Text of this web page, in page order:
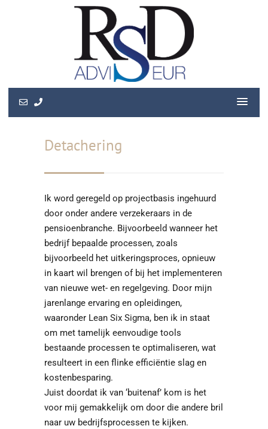
Detachering
Ik word geregeld op projectbasis ingehuurd
door onder andere verzekeraars in de
pensioenbranche. Bijvoorbeeld wanneer het
bedrijf bepaalde processen, zoals
bijvoorbeeld het uitkeringsproces, opnieuw
in kaart wil brengen of bij het implementeren
van nieuwe wet- en regelgeving. Door mijn
jarenlange ervaring en opleidingen,
waaronder Lean Six Sigma, ben ik in staat
om met tamelijk eenvoudige tools
bestaande processen te optimaliseren, wat
resulteert in een flinke efficiëntie slag en
kostenbesparing.
Juist doordat ik van ‘buitenaf’ kom is het
voor mij gemakkelijk om door die andere bril
naar uw bedrijfsprocessen te kijken.